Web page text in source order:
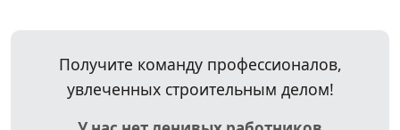
Получите команду профессионалов,
увлеченных строительным делом!